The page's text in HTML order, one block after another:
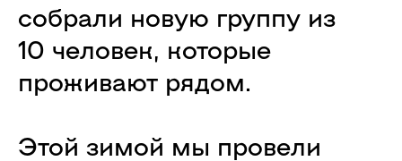
собрали новую группу из
10 человек, которые
проживают рядом.
Этой зимой мы провели